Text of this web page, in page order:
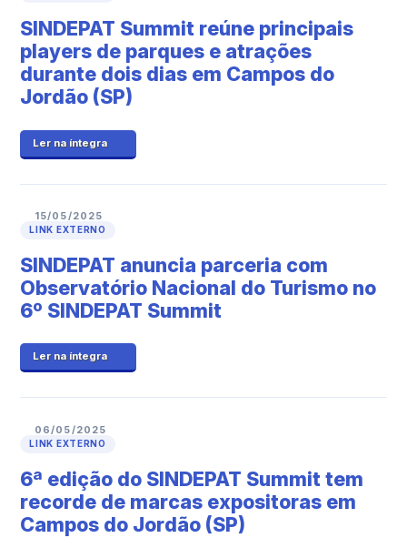
SINDEPAT Summit reúne principais
players de parques e atrações
durante dois dias em Campos do
Jordão (SP)
Ler na íntegra
15/05/2025
LINK EXTERNO
SINDEPAT anuncia parceria com
Observatório Nacional do Turismo no
6º SINDEPAT Summit
Ler na íntegra
06/05/2025
LINK EXTERNO
6ª edição do SINDEPAT Summit tem
recorde de marcas expositoras em
Campos do Jordão (SP)